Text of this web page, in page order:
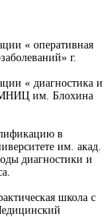
« оперативная
г.
« диагностика и
МНИЦ им. Блохина
в
им. акад.
диагностики и
школа с